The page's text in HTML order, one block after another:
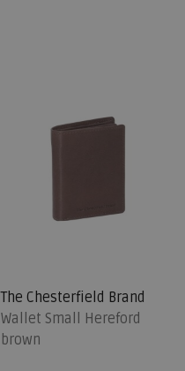
The Chesterfield Brand
Wallet Small Hereford
brown